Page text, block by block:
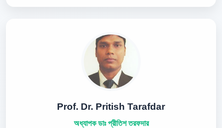
Prof. Dr. Pritish Tarafdar
অধ্যাপক ডাঃ প্রীতিশ তরফদার